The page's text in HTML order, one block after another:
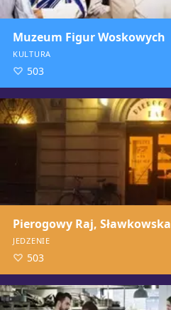
Muzeum Figur Woskowych
KULTURA
503
Pierogowy Raj, Sławkowska
JEDZENIE
503